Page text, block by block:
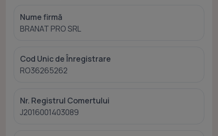
Nume firmă
BRANAT PRO SRL
Cod Unic de Înregistrare
RO36265262
Nr. Registrul Comertului
J2016001403089